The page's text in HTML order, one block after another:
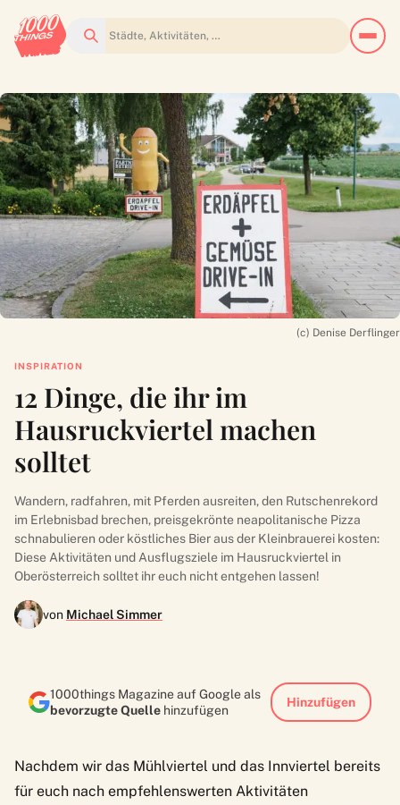
Suchen
(c) Denise Derflinger
INSPIRATION
12 Dinge, die ihr im
Hausruckviertel machen
solltet
Wandern, radfahren, mit Pferden ausreiten, den Rutschenrekord
im Erlebnisbad brechen, preisgekrönte neapolitanische Pizza
schnabulieren oder köstliches Bier aus der Kleinbrauerei kosten:
Diese Aktivitäten und Ausflugsziele im Hausruckviertel in
Oberösterreich solltet ihr euch nicht entgehen lassen!
von Michael Simmer
1000things Magazine auf Google als
bevorzugte Quelle hinzufügen
Hinzufügen
Nachdem wir das Mühlviertel und das Innviertel bereits
für euch nach empfehlenswerten Aktivitäten